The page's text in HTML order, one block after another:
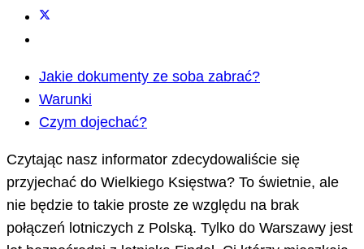
Jakie dokumenty ze soba zabrać?
Warunki
Czym dojechać?
Czytając nasz informator zdecydowaliście się
przyjechać do Wielkiego Księstwa? To świetnie, ale
nie będzie to takie proste ze względu na brak
połączeń lotniczych z Polską. Tylko do Warszawy jest